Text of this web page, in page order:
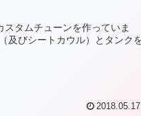
タムチューンを作っていま
2018.05.17